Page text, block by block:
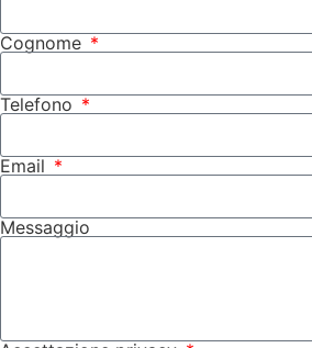
Cognome
Telefono
Email
Messaggio